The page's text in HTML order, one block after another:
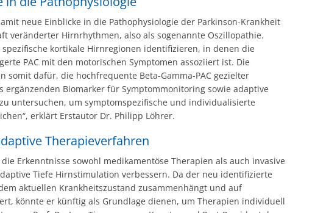
neue Einblicke in die Pathophysiologie der Parkinson-Krankheit
veränderter Hirnrhythmen, also als sogenannte Oszillopathie.
kortikale Hirnregionen identifizieren, in denen die
PAC mit den motorischen Symptomen assoziiert ist. Die
somit dafür, die hochfrequente Beta-Gamma-PAC gezielter
ergänzenden Biomarker für Symptommonitoring sowie adaptive
untersuchen, um symptomspezifische und individualisierte
erklärt Erstautor Dr. Philipp Löhrer.
Therapieverfahren
Erkenntnisse sowohl medikamentöse Therapien als auch invasive
Tiefe Hirnstimulation verbessern. Da der neu identifizierte
aktuellen Krankheitszustand zusammenhängt und auf
könnte er künftig als Grundlage dienen, um Therapien individuell